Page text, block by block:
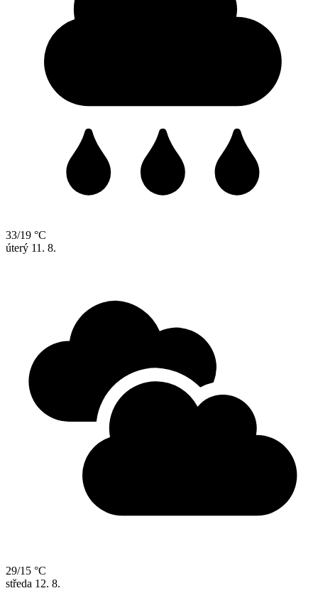
33/19 °C
úterý 11. 8.
29/15 °C
středa 12. 8.